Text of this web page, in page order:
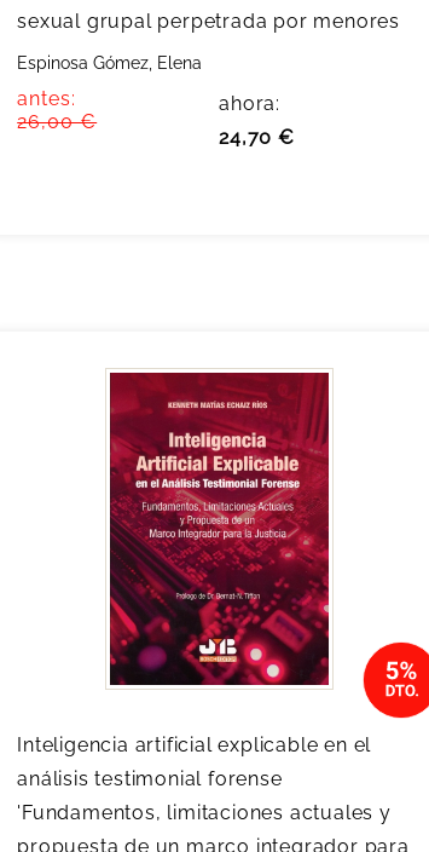
sexual grupal perpetrada por menores
Espinosa Gómez, Elena
antes:
26,00 €
ahora:
24,70 €
Inteligencia artificial explicable en el
análisis testimonial forense
'Fundamentos, limitaciones actuales y
propuesta de un marco integrador para